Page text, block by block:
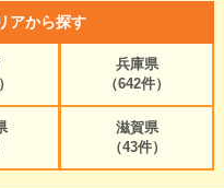
アから探す
兵庫県
（642件）
滋賀県
（43件）